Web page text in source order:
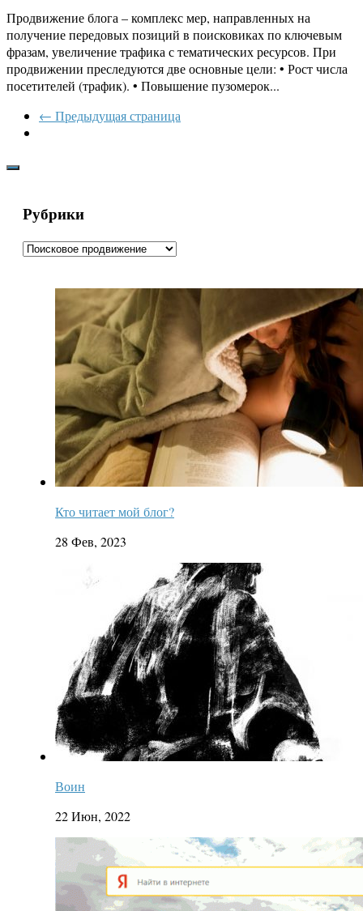
Продвижение блога – комплекс мер, направленных на
получение передовых позиций в поисковиках по ключевым
фразам, увеличение трафика с тематических ресурсов. При
продвижении преследуются две основные цели: • Рост числа
посетителей (трафик). • Повышение пузомерок...
← Предыдущая страница
Рубрики
Рубрики
Кто читает мой блог?
28 Фев, 2023
Воин
22 Июн, 2022